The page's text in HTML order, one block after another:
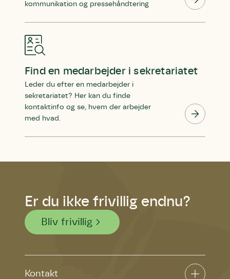
kommunikation og pressehåndtering
Find en medarbejder i sekretariatet
Leder du efter en medarbejder i
sekretariatet? Her kan du finde
kontaktinfo og se, hvem der arbejder
med hvad.
Er du ikke frivillig endnu?
Bliv frivillig
Kontakt